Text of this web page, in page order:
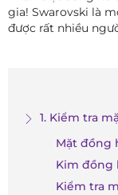
gia! Swarovski là
được rất nhiều
1. Kiểm tra
Mặt đồng
Kim đồng
Kiểm tra